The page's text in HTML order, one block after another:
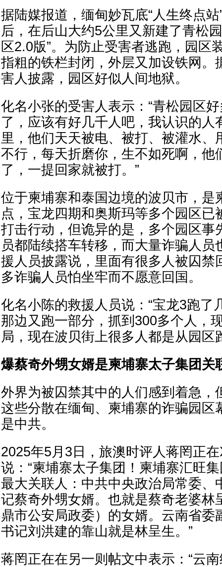
据陆媒报道，缅甸妙瓦底“人生终点
后，在后山大约5公里又新建了青松
区2.0版”。为防止受害者逃跑，园区
指粗的铁栏封闭，外层又加设铁网。
害人披露，园区好似人间地狱。
化名小张的受害人表示：“青松园区
了，应该有好几千人吧，我认识的人
里，他们天天被电、被打、被灌水、
不行，每天折磨你，生不如死啊，他
了，一提回家就被打。”
位于柬埔寨和泰国边境的波贝市，是
点，宝龙四期和奥斯玛等多个园区已
打击行动，但诡异的是，多个园区事
员都陆续搭车转移，而大量诈骗人员
援人员披露说，里面有很多人被囚禁
多诈骗人员怕坐牢而不愿意回国。
化名小陈的救援人员说：“宝龙3跑了
那边又跑一部分，抓到300多个人，
局，现在波贝街上很多人都是从园区
爆蔡奇外甥女婿是柬埔寨太子集团关
外界为被囚禁其中的人们感到着急，
这些分散在缅甸、柬埔寨的诈骗园区
是中共。
2025年5月3日，旅澳时评人蒋罔正
说：“柬埔寨太子集团！柬埔寨汇旺
最大关联人：中共中央政治局常委、
记蔡奇外甥女婿。也就是蔡奇老婆林
鼎市公安局政委）的女婿。云南省委
书记刘洪建的靠山就是林呈生。”
蒋罔正在在另一则帖文中表示：“云